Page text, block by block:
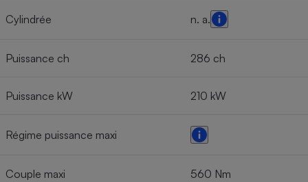
Cylindrée n. a.
Puissance ch 286 ch
Puissance kW 210 kW
Régime puissance maxi
Couple maxi 560 Nm